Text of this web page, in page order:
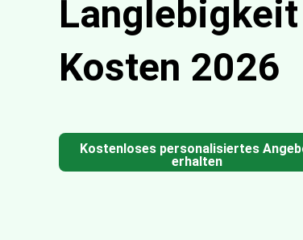
Kosten 2026
Kostenloses personalisiertes
erhalten